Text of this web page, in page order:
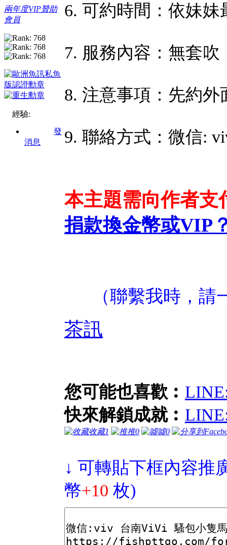
兩年度VIP贊助
會員
經驗:
發
消息
6. 可約時間：依妹妹
7. 服務內容：無套吹
8. 注意事項：先約
9. 聯絡方式：微信:
本主題需向作者
捐款換金幣或VIP
（聯繫我時，請
茶訊
您可能也喜歡︰
快來解鎖成就︰
收藏1 推0 噓0
↓ 可轉貼下框內容推
幣+10 枚)